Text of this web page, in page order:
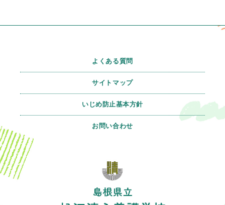
よくある質問
サイトマップ
いじめ防止基本方針
お問い合わせ